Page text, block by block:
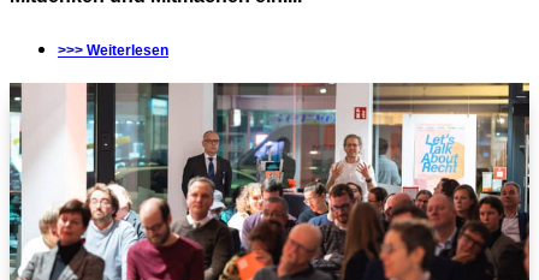
>>> Weiterlesen